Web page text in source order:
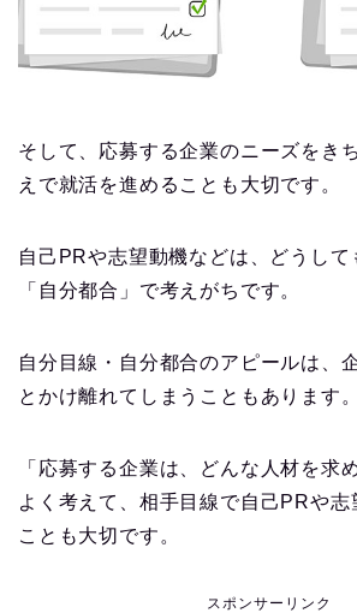
そして、応募する企業のニーズをき
えで就活を進めることも大切です。
自己PRや志望動機などは、どうして
「自分都合」で考えがちです。
自分目線・自分都合のアピールは、
とかけ離れてしまうこともあります。
「応募する企業は、どんな人材を求
よく考えて、相手目線で自己PRや志
ことも大切です。
スポンサーリンク